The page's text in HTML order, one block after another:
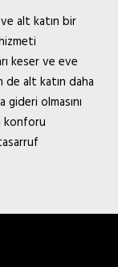
alt katın bir
keser ve eve
de alt katın daha
gideri olmasını
konforu